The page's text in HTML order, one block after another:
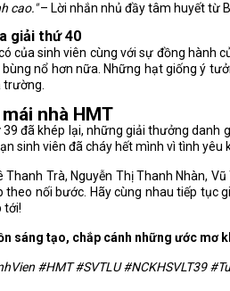
cao."– Lời nhắn nhủ đầy tâm huyết từ
giải thứ 40
của sinh viên cùng với sự đồng
nổ hơn nữa. Những hạt giống ý
nhà HMT
đã khép lại, những giải thưởng
sinh viên đã cháy hết mình vì tình yêu
Trà, Nguyễn Thị Thanh Nhàn,
nối bước. Hãy cùng nhau tiếp
tới!
sáng tạo, chắp cánh những ước mơ
#HMT #SVTLU #NCKHSVLT39